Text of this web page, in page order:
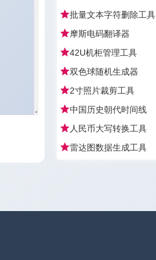
批量文本字符删除工具
摩斯电码翻译器
42U机柜管理工具
双色球随机生成器
2寸照片裁剪工具
中国历史朝代时间线
人民币大写转换工具
雷达图数据生成工具